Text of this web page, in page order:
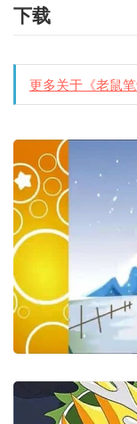
下载
更多关于《老鼠